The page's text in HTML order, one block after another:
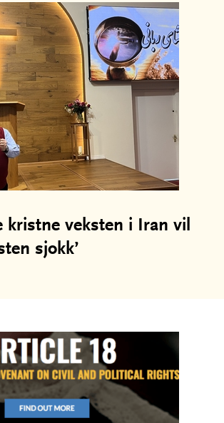
kristne veksten i Iran vil
sjokk’